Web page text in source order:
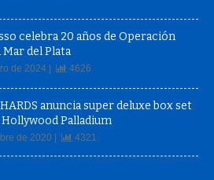
celebra 20 años de Operación
del Plata
de 2024 | 4626
anuncia super deluxe box set
Palladium
de 2020 | 4321